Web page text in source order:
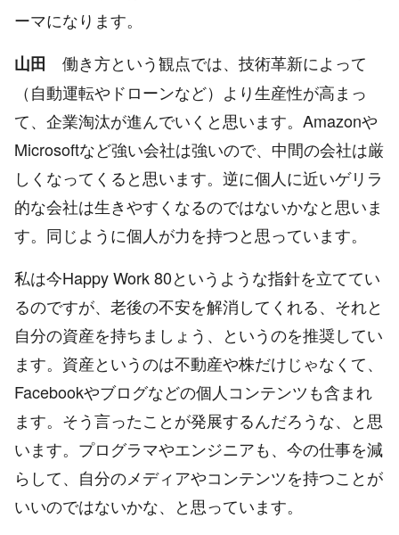
ーマになります。
山田 働き方という観点では、技術革新によって
（自動運転やドローンなど）より生産性が高まっ
て、企業淘汰が進んでいくと思います。Amazonや
Microsoftなど強い会社は強いので、中間の会社は厳
しくなってくると思います。逆に個人に近いゲリラ
的な会社は生きやすくなるのではないかなと思いま
す。同じように個人が力を持つと思っています。
私は今Happy Work 80というような指針を立ててい
るのですが、老後の不安を解消してくれる、それと
自分の資産を持ちましょう、というのを推奨してい
ます。資産というのは不動産や株だけじゃなくて、
Facebookやブログなどの個人コンテンツも含まれ
ます。そう言ったことが発展するんだろうな、と思
います。プログラマやエンジニアも、今の仕事を減
らして、自分のメディアやコンテンツを持つことが
いいのではないかな、と思っています。